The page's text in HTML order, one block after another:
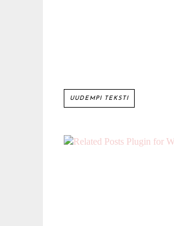
UUDEMPI TEKSTI